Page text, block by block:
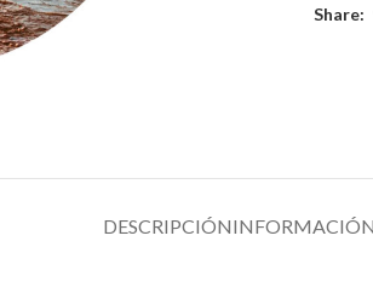
Share:
DESCRIPCIÓN